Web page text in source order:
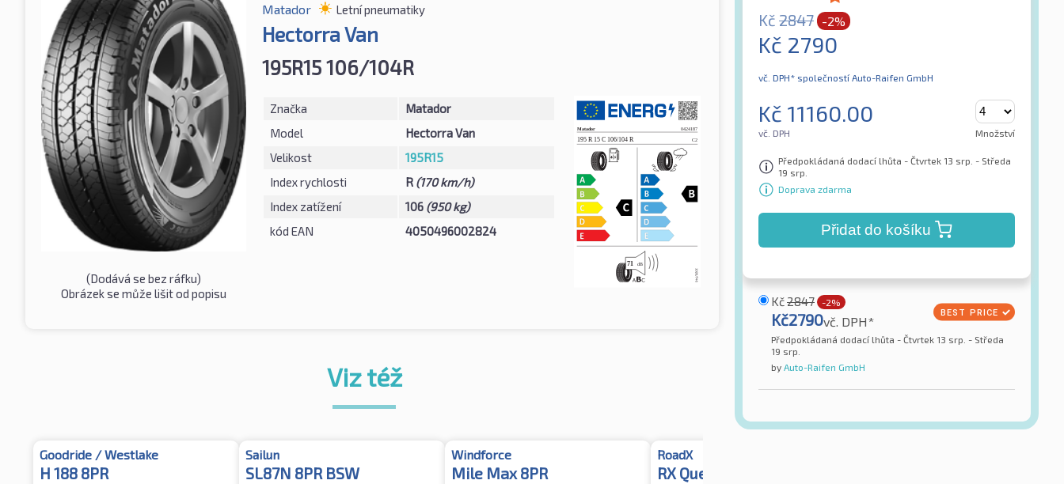
(Dodává se bez ráfku)
Obrázek se může lišit od popisu
Matador Letní pneumatiky
Hectorra Van
195R15 106/104R
Značka
Matador
Model
Hectorra Van
Velikost
195R15
Index rychlosti
R (170 km/h)
Index zatížení
106 (950 kg)
kód EAN
4050496002824
Kč 2847 -2%
Kč 2790
vč. DPH* společností Auto-Raifen GmbH
Kč 11160.00
vč. DPH Množství
Předpokládaná dodací lhůta - Čtvrtek 13 srp. - Středa
19 srp.
Doprava zdarma
Přidat do košíku
Kč2847 -2%
Kč2790vč. DPH*
Předpokládaná dodací lhůta - Čtvrtek 13 srp. - Středa
19 srp.
by Auto-Raifen GmbH
Viz též
Goodride / Westlake
H 188 8PR
Sailun
SL87N 8PR BSW
Windforce
Mile Max 8PR
RoadX
RX Quest C02 8PR BSW